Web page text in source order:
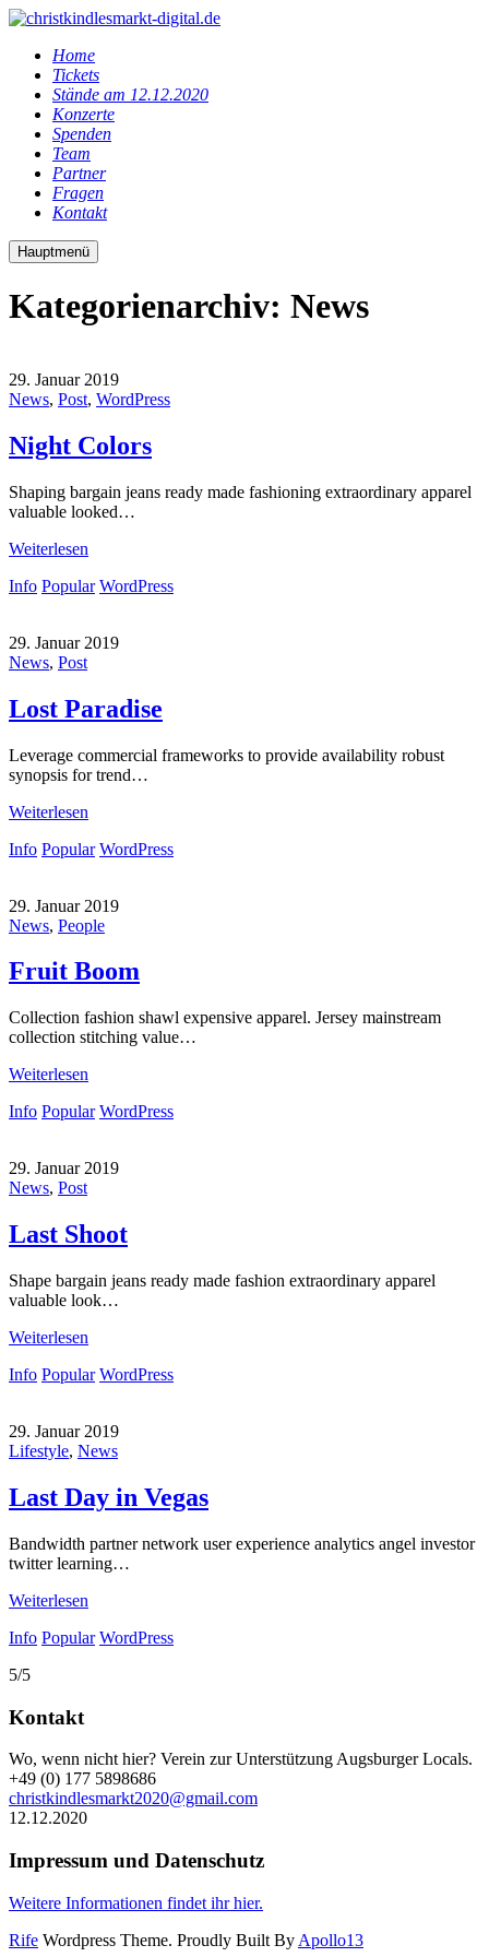
Home
Tickets
Stände am 12.12.2020
Konzerte
Spenden
Team
Partner
Fragen
Kontakt
Hauptmenü
Kategorienarchiv: News
29. Januar 2019
News, Post, WordPress
Night Colors
Shaping bargain jeans ready made fashioning extraordinary apparel
valuable looked…
Weiterlesen
Info Popular WordPress
29. Januar 2019
News, Post
Lost Paradise
Leverage commercial frameworks to provide availability robust
synopsis for trend…
Weiterlesen
Info Popular WordPress
29. Januar 2019
News, People
Fruit Boom
Collection fashion shawl expensive apparel. Jersey mainstream
collection stitching value…
Weiterlesen
Info Popular WordPress
29. Januar 2019
News, Post
Last Shoot
Shape bargain jeans ready made fashion extraordinary apparel
valuable look…
Weiterlesen
Info Popular WordPress
29. Januar 2019
Lifestyle, News
Last Day in Vegas
Bandwidth partner network user experience analytics angel investor
twitter learning…
Weiterlesen
Info Popular WordPress
5/5
Kontakt
Wo, wenn nicht hier? Verein zur Unterstützung Augsburger Locals.
+49 (0) 177 5898686
christkindlesmarkt2020@gmail.com
12.12.2020
Impressum und Datenschutz
Weitere Informationen findet ihr hier.
Rife Wordpress Theme. Proudly Built By Apollo13